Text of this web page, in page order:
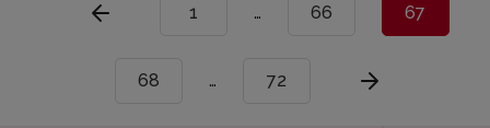
1 … 66 67
68 … 72